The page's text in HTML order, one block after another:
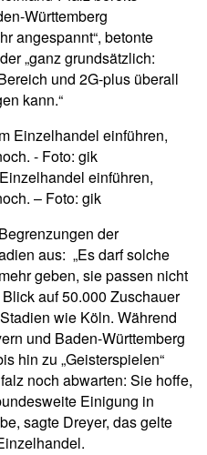
Württemberg
angespannt“, betonte
„ganz grundsätzlich:
und 2G-plus überall
kann.“
einführen,
– Foto: gik
der
aus: „Es darf solche
geben, sie passen nicht
auf 50.000 Zuschauer
wie Köln. Während
und Baden-Württemberg
hin zu „Geisterspielen“
noch abwarten: Sie hoffe,
Einigung in
sagte Dreyer, das gelte